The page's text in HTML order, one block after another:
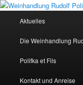
Zum Inhalt wechseln
Aktuelles
Die Weinhandlung
Polifka et Fils
Kontakt und Anreise